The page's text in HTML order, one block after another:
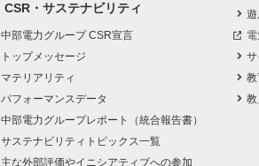
CSR・サステナビリティ
中部電力グループ CSR宣言
トップメッセージ
マテリアリティ
パフォーマンスデータ
中部電力グループレポート（統合報告書）
サステナビリティトピックス一覧
主な外部評価やイニシアティブへの参加
遊
サ
教